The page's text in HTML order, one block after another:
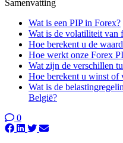
Samenvatting
Wat is een PIP in Forex?
Wat is de volatiliteit van
Hoe berekent u de
Hoe werkt onze Forex
Wat zijn de verschillen
Hoe berekent u winst of
Wat is de
België?
0